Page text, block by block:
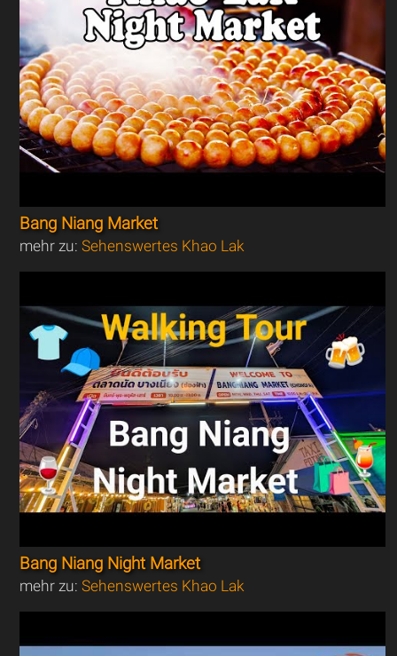
Bang Niang Market
mehr zu:Sehenswertes Khao Lak
Bang Niang Night Market
mehr zu:Sehenswertes Khao Lak